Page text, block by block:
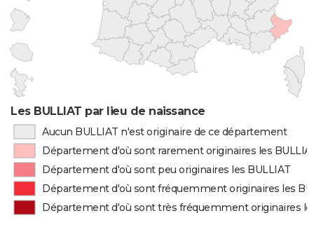
Les BULLIAT par lieu de naissance
Aucun BULLIAT n'est originaire de ce département
Département d'où sont rarement originaires les
Département d'où sont peu originaires les BULLIAT
Département d'où sont fréquemment originaires les
Département d'où sont très fréquemment originaires